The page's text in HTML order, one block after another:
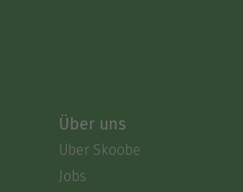
Über uns
Über Skoobe
Jobs